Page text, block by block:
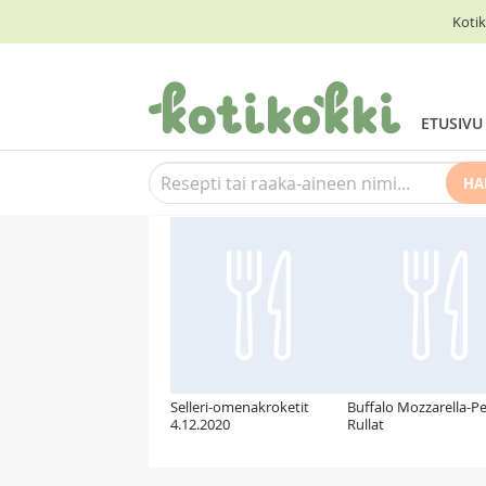
ETUSIVU
Suosittelemme myös
Selleri-omenakroketit
4.12.2020
Buffalo Mozzarella-
Rullat